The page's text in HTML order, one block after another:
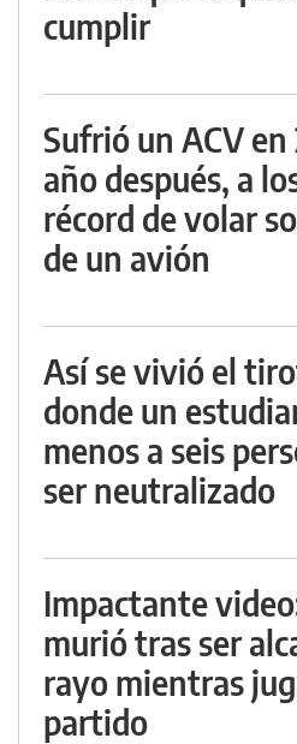
cumplir
Sufrió un ACV en
año después, a
récord de volar
de un avión
Así se vivió el
donde un
menos a seis
ser neutralizado
Impactante
murió tras ser
rayo mientras
partido